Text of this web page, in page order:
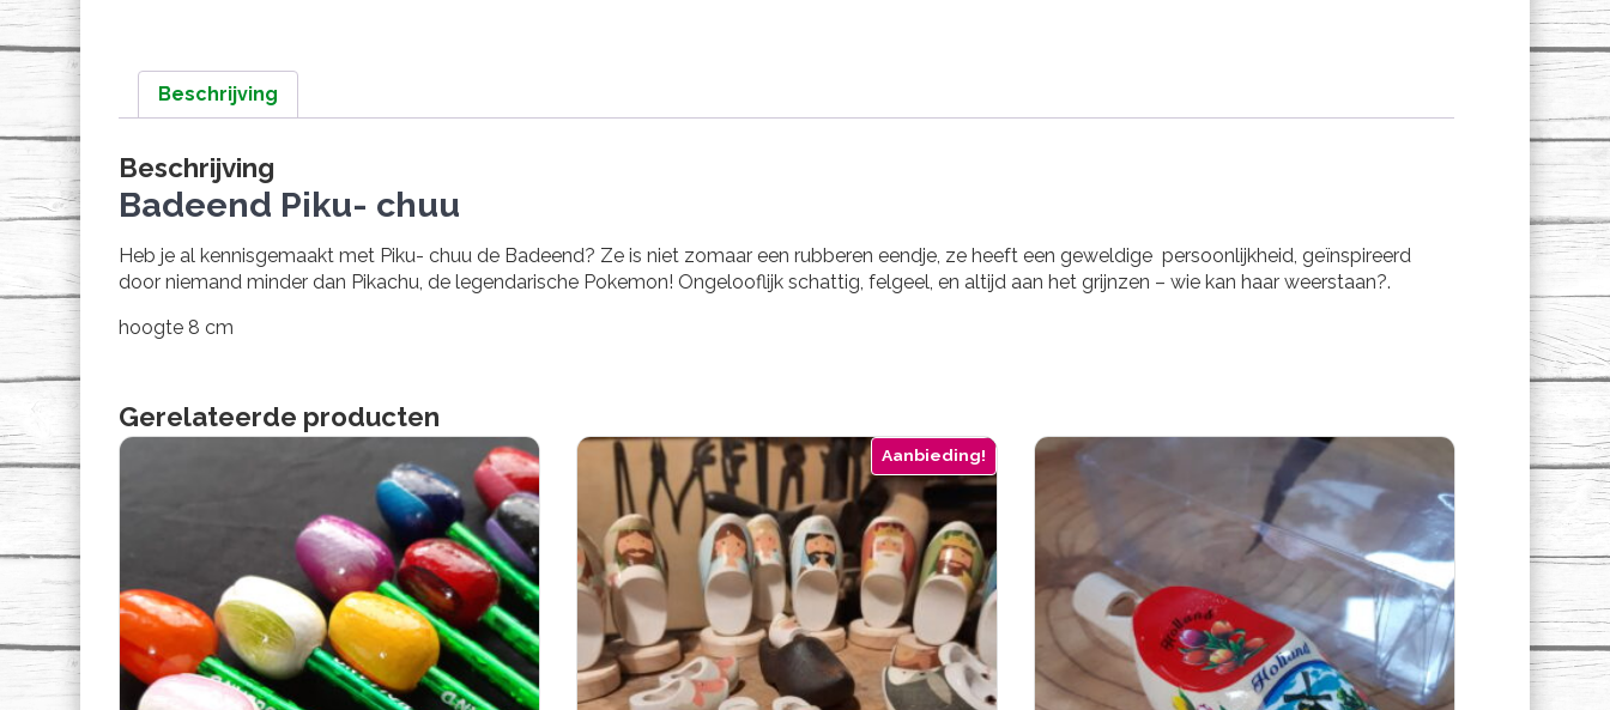
Beschrijving
Beschrijving
Badeend Piku- chuu
Heb je al kennisgemaakt met Piku- chuu de Badeend? Ze is niet zomaar een rubberen eendje, ze heeft een geweldige persoonlijkheid, geïnspireerd
door niemand minder dan Pikachu, de legendarische Pokemon! Ongelooflijk schattig, felgeel, en altijd aan het grijnzen – wie kan haar weerstaan?.
hoogte 8 cm
Gerelateerde producten
Aanbieding!